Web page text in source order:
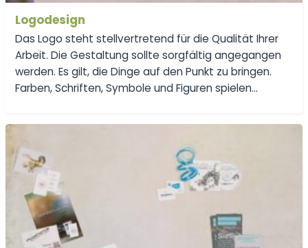
Logodesign
Das Logo steht stellvertretend für die Qualität Ihrer
Arbeit. Die Gestaltung sollte sorgfältig angegangen
werden. Es gilt, die Dinge auf den Punkt zu bringen.
Farben, Schriften, Symbole und Figuren spielen…